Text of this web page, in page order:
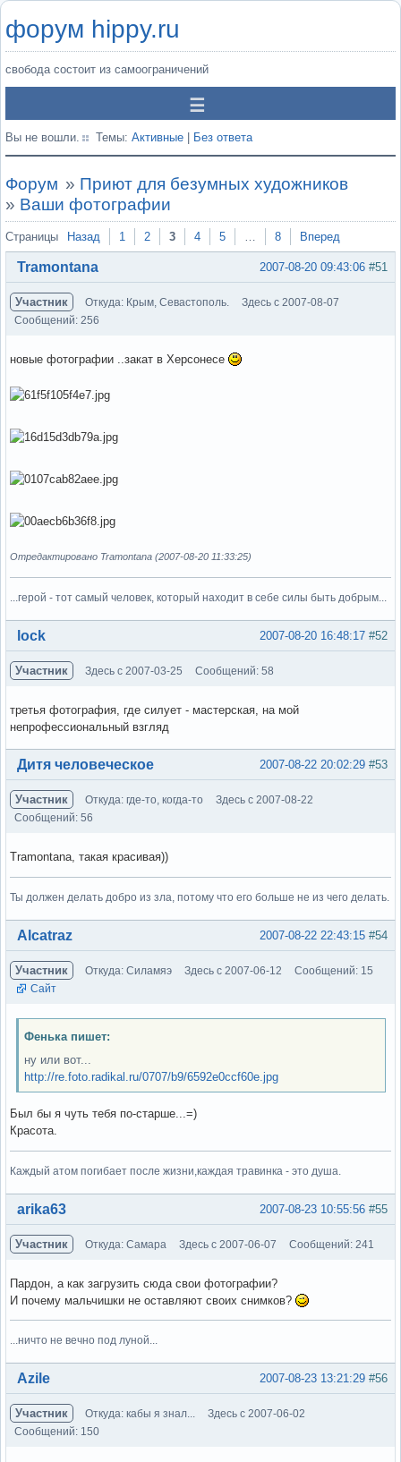
форум hippy.ru
свобода состоит из самоограничений
Вы не вошли. Темы: Активные Без ответа
Форум » Приют для безумных художников
» Ваши фотографии
Страницы Назад 1 2 3 4 5 … 8 Вперед
#51
2007-08-20 09:43:06
Tramontana
Участник Откуда: Крым, Севастополь.
Здесь с 2007-08-07
Сообщений: 256
новые фотографии ..закат в Херсонесе
Отредактировано Tramontana (2007-08-20 11:33:25)
...герой - тот самый человек, который находит в себе силы быть добрым...
Вне форума #52
2007-08-20 16:48:17
lock
Участник Здесь с 2007-03-25 Сообщений: 58
третья фотография, где силует - мастерская, на мой
непрофессиональный взгляд
Вне форума #53
2007-08-22 20:02:29
Дитя человеческое
Участник Откуда: где-то, когда-то
Здесь с 2007-08-22
Сообщений: 56
Tramontana, такая красивая))
Ты должен делать добро из зла, потому что его больше не из чего делать.
Вне форума #54
2007-08-22 22:43:15
Alcatraz
Участник Откуда: Силамяэ Здесь с 2007-06-12
Сообщений: 15
Сайт
Фенька пишет:
ну или вот...
http://re.foto.radikal.ru/0707/b9/6592e0ccf60e.jpg
Был бы я чуть тебя по-старше...=)
Красота.
Каждый атом погибает после жизни,каждая травинка - это душа.
Вне форума #55
2007-08-23 10:55:56
arika63
Участник Откуда: Самара Здесь с 2007-06-07 Сообщений: 241
Пардон, а как загрузить сюда свои фотографии?
И почему мальчишки не оставляют своих снимков?
...ничто не вечно под луной...
Вне форума #56
2007-08-23 13:21:29
Azile
Участник Откуда: кабы я знал...
Здесь с 2007-06-02
Сообщений: 150